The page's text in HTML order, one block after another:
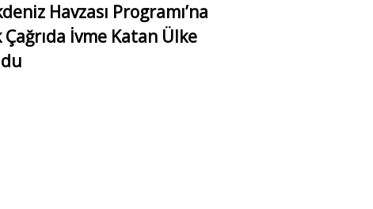
Havzası Programı’na
Çağrıda İvme Katan Ülke